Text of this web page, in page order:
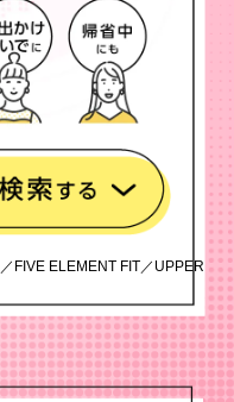
FIVE ELEMENT FIT／UPPER